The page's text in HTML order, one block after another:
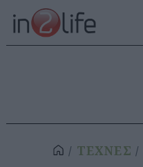
ΤΕΧΝΕΣ